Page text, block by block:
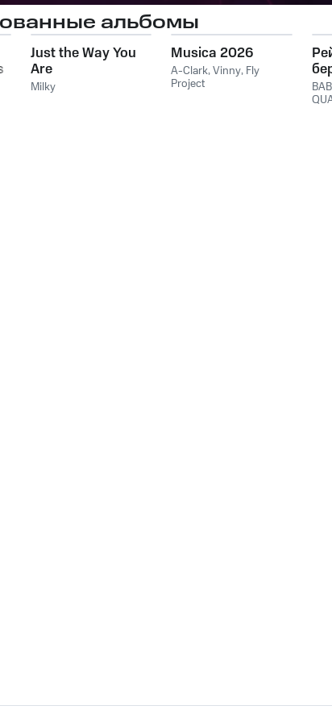
альбомы
Just the Way You
Are
Milky
Musica 2026
A-Clark,Vinny, Fly
Project